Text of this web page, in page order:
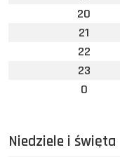
20
21
22
23
0
Niedziele i święta